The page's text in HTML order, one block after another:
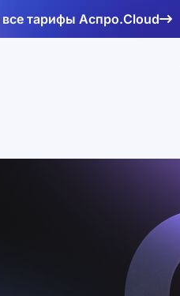
тарифы Аспро.Cloud